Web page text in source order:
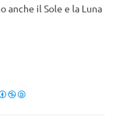
anche il Sole e la Luna